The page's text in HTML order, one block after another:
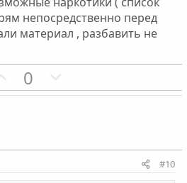
н
ы
й
г
л
н
ы
й
г
л
непосредственно перед
материал , разбавить не
П
о
т
0
е
т
#10